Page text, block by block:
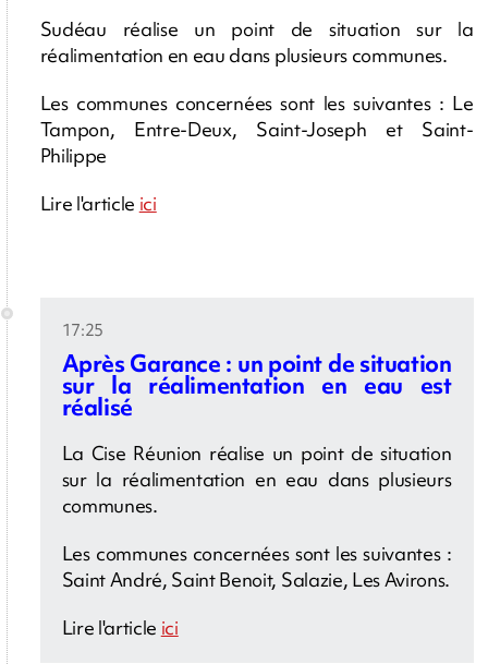
Sudéau réalise un point de situation sur la
réalimentation en eau dans plusieurs communes.
Les communes concernées sont les suivantes : Le
Tampon, Entre-Deux, Saint-Joseph et Saint-
Philippe
Lire l'article ici
17:25
Après Garance : un point de situation
sur la réalimentation en eau est
réalisé
La Cise Réunion réalise un point de situation
sur la réalimentation en eau dans plusieurs
communes.
Les communes concernées sont les suivantes :
Saint André, Saint Benoit, Salazie, Les Avirons.
Lire l'article ici